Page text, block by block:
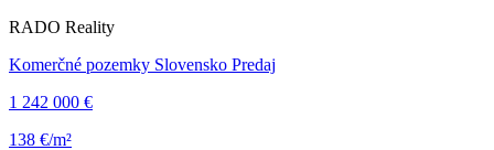
RADO Reality
Komerčné pozemky Slovensko Predaj
1 242 000 €
138 €/m²